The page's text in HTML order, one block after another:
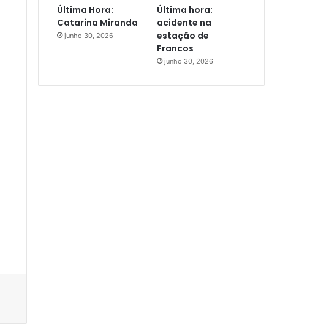
Última Hora:
Catarina Miranda
junho 30, 2026
Última hora:
acidente na
estação de
Francos
junho 30, 2026